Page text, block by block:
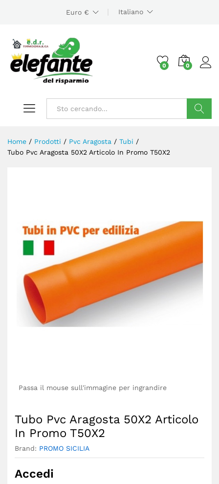
Euro € Italiano
0 0
Home / Prodotti / Pvc Aragosta / Tubi /
Tubo Pvc Aragosta 50X2 Articolo In Promo T50X2
Passa il mouse sull'immagine per ingrandire
Tubo Pvc Aragosta 50X2 Articolo
In Promo T50X2
Brand: PROMO SICILIA
Accedi